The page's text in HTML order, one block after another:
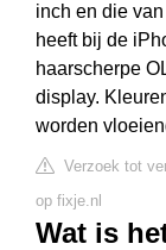
inch en die
heeft bij de
haarscherpe
display.
worden
Verzoek tot
op fixje.nl
Wat is